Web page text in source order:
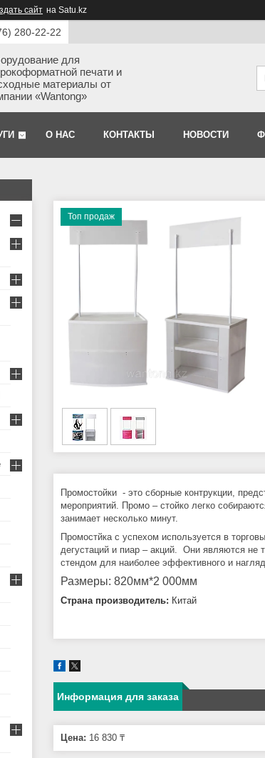
сайт на Satu.kz
280-22-22
для
печати и
материалы от
«Wantong»
О НАС КОНТАКТЫ НОВОСТИ
Топ продаж
Промостойки - это сборные контрукции,
мероприятий. Промо – стойко легко
занимает несколько минут.
Промостйка с успехом используется в
дегустаций и пиар – акций. Они являются не
стендом для наиболее эффективного и
Размеры: 820мм*2 000мм
Страна производитель: Китай
Информация для заказа
Цена: 16 830 ₸